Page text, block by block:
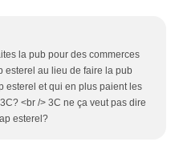
la pub pour des commerces
esterel au lieu de faire la pub
esterel et qui en plus paient les
<br /> 3C ne ça veut pas dire
esterel?